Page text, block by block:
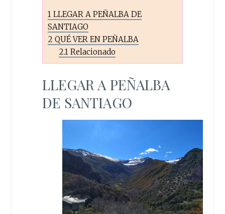
1 LLEGAR A PEÑALBA DE
SANTIAGO
2 QUÉ VER EN PEÑALBA
2.1 Relacionado
LLEGAR A PEÑALBA
DE SANTIAGO